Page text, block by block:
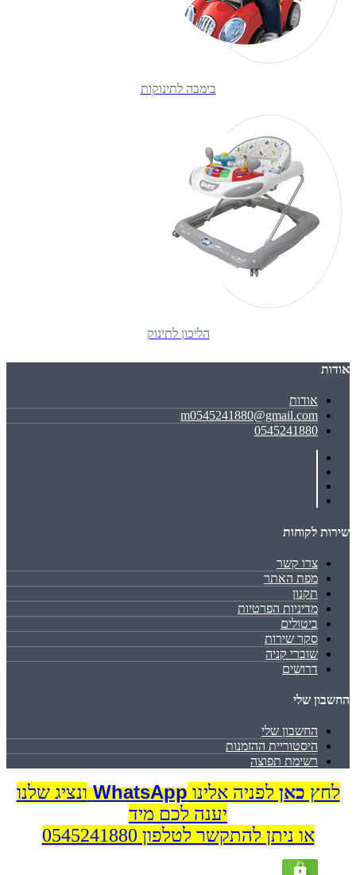
בימבה לתינוקות
הליכון לתינוק
אודות
אודות
m0545241880@gmail.com
0545241880
שירות לקוחות
צרו קשר
מפת האתר
תקנון
מדיניות הפרטיות
ביטולים
סקר שירות
שוברי קניה
דרושים
החשבון שלי
החשבון שלי
היסטוריית ההזמנות
רשימת תפוצה
לחץ כאן לפניה אלינוWhatsApp ונציג שלנו
יענה לכם מיד
או ניתן להתקשר לטלפון 0545241880